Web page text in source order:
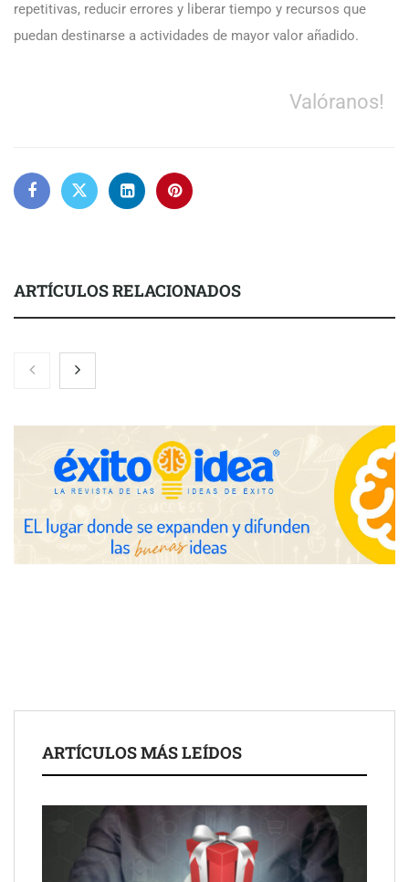
repetitivas, reducir errores y liberar tiempo y recursos que
puedan destinarse a actividades de mayor valor añadido.
Valóranos!
ARTÍCULOS RELACIONADOS
Nicols presenta seis modelos de anillos de compromiso para el
eclipse solar del 12 de agosto
Zoomex mejora su Strategy Center con herramientas
avanzadas para trading estratégico
COMPALISS de LYSOTRIC: cuando un solo producto multiplica
las posibilidades del salón profesional
ARTÍCULOS MÁS LEÍDOS